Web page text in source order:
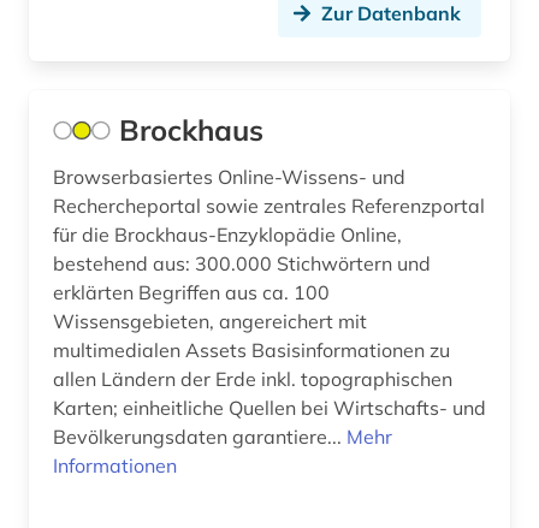
elektronisches buch (3)
emigration (1)
england (6)
englisch (2)
entscheidungsträger (1)
enzyklopädie (5)
Zur Datenbank
Brockhaus
Browserbasiertes Online-Wissens- und
Rechercheportal sowie zentrales Referenzportal
für die Brockhaus-Enzyklopädie Online,
bestehend aus: 300.000 Stichwörtern und
erklärten Begriffen aus ca. 100
Wissensgebieten, angereichert mit
multimedialen Assets Basisinformationen zu
allen Ländern der Erde inkl. topographischen
Karten; einheitliche Quellen bei Wirtschafts- und
Bevölkerungsdaten garantiere... Mehr
Informationen